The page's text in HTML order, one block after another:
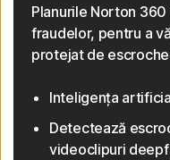
Planurile Norton
fraudelor, pentru a
protejat de
Inteligența
Detectează
videoclipuri